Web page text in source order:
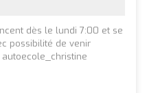
dès le lundi 7:00 et se
possibilité de venir